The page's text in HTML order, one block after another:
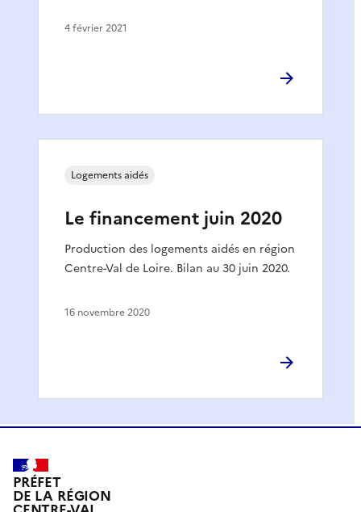
4 février 2021
Le financement juin 2020
Production des logements aidés en région
Centre-Val de Loire. Bilan au 30 juin 2020.
Logements aidés
16 novembre 2020
PRÉFET
DE LA RÉGION